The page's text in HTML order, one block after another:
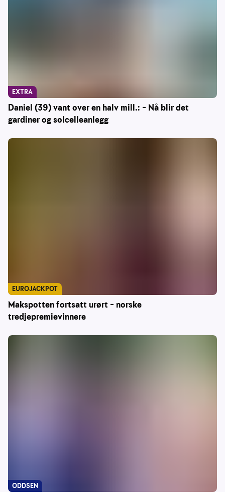
Daniel (39) vant over en halv mill.: – Nå blir det
gardiner og solcelleanlegg
EXTRA
Makspotten fortsatt urørt – norske
tredjepremievinnere
EUROJACKPOT
ODDSEN